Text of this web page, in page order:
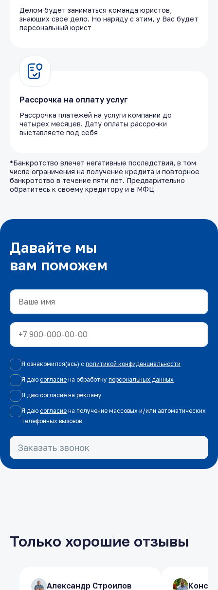
Делом будет заниматься команда юристов,
знающих свое дело. Но наряду с этим, у Вас будет
персональный юрист
Рассрочка на оплату услуг
Рассрочка платежей на услуги компании до
четырех месяцев. Дату оплаты рассрочки
выставляете под себя
*Банкротство влечет негативные последствия, в том
числе ограничения на получение кредита и повторное
банкротство в течение пяти лет. Предварительно
обратитесь к своему кредитору и в МФЦ
Давайте мы
вам поможем
Я ознакомился(ась) с политикой конфиденциальности
Я даю согласие на обработку персональных данных
Я даю согласие на рекламу
Я даю согласие на получение массовых и/или автоматических
телефонных вызовов
Заказать звонок
Только хорошие отзывы
​Александр Строилов
​Александр Строилов